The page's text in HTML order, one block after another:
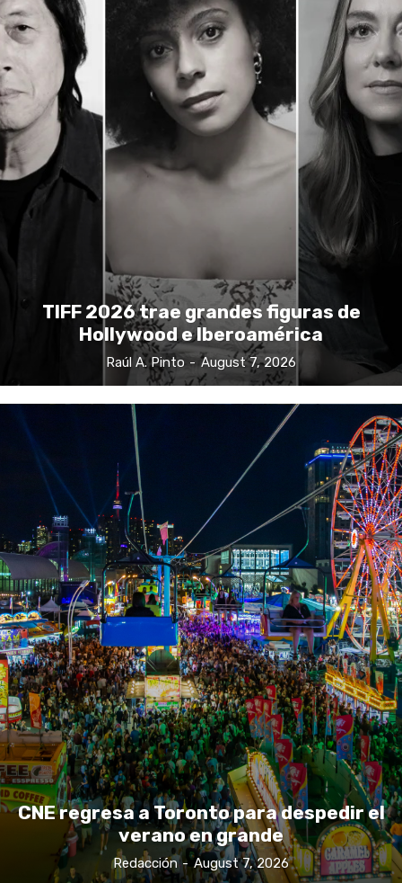
TIFF 2026 trae grandes figuras de
Hollywood e Iberoamérica
Raúl A. Pinto August 7, 2026
CNE regresa a Toronto para despedir el
verano en grande
Redacción - August 7, 2026